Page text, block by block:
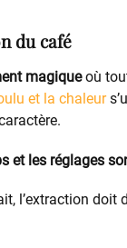
du café
magiqueoù
et la chaleur
et les réglages
l’extraction doit